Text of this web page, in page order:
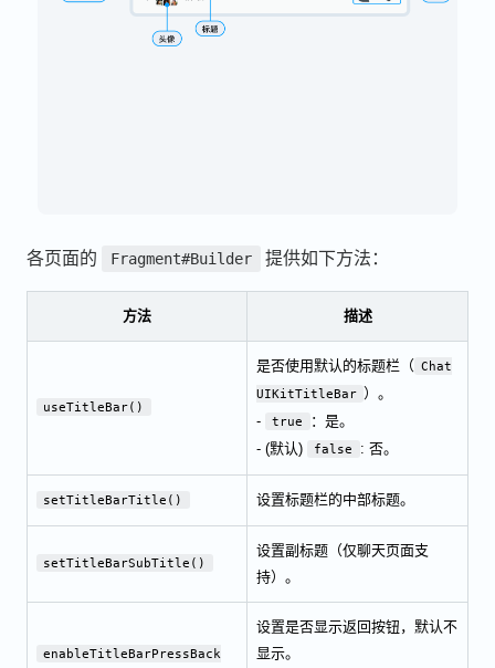
各页面的 Fragment#Builder 提供如下方法：
方法 描述
useTitleBar()
是否使用默认的标题栏（ Chat
UIKitTitleBar ）。
-
true
：是。
- (默认)
false : 否。
setTitleBarTitle() 设置标题栏的中部标题。
setTitleBarSubTitle()
设置副标题（仅聊天页面支
持）。
enableTitleBarPressBack
设置是否显示返回按钮，默认不
显示。